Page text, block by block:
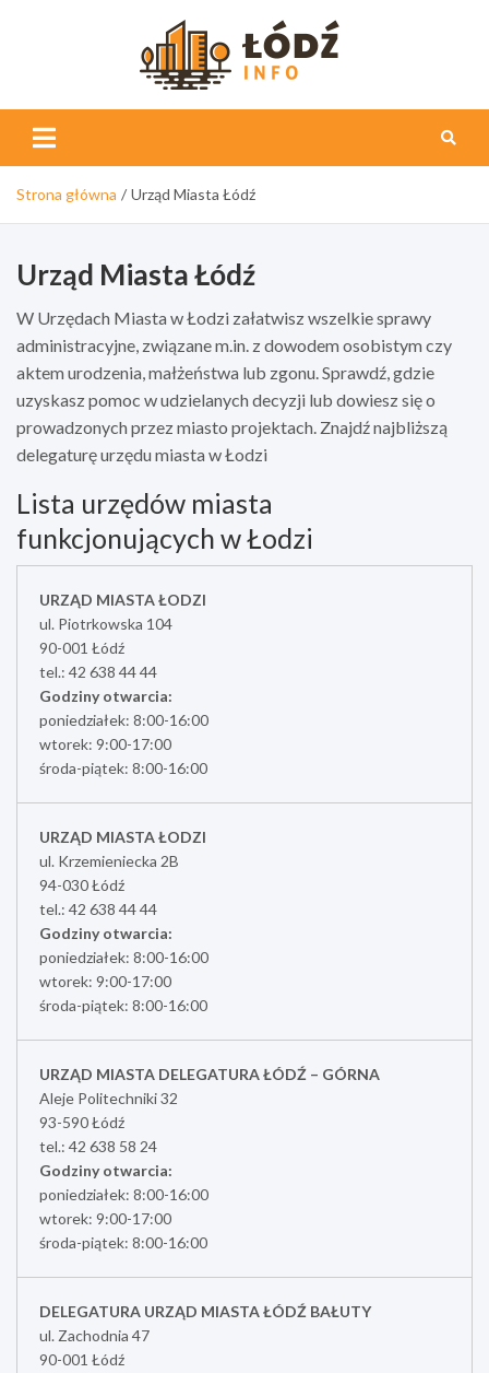
Info
Strona główna Urząd Miasta Łódź
Urząd Miasta Łódź
W Urzędach Miasta w Łodzi załatwisz wszelkie sprawy
administracyjne, związane m.in. z dowodem osobistym czy
aktem urodzenia, małżeństwa lub zgonu. Sprawdź, gdzie
uzyskasz pomoc w udzielanych decyzji lub dowiesz się o
prowadzonych przez miasto projektach. Znajdź najbliższą
delegaturę urzędu miasta w Łodzi
Lista urzędów miasta
funkcjonujących w Łodzi
URZĄD MIASTA ŁODZI
ul. Piotrkowska 104
90-001 Łódź
tel.: 42 638 44 44
Godziny otwarcia:
poniedziałek: 8:00-16:00
wtorek: 9:00-17:00
środa-piątek: 8:00-16:00
URZĄD MIASTA ŁODZI
ul. Krzemieniecka 2B
94-030 Łódź
tel.: 42 638 44 44
Godziny otwarcia:
poniedziałek: 8:00-16:00
wtorek: 9:00-17:00
środa-piątek: 8:00-16:00
URZĄD MIASTA DELEGATURA ŁÓDŹ – GÓRNA
Aleje Politechniki 32
93-590 Łódź
tel.: 42 638 58 24
Godziny otwarcia:
poniedziałek: 8:00-16:00
wtorek: 9:00-17:00
środa-piątek: 8:00-16:00
DELEGATURA URZĄD MIASTA ŁÓDŹ BAŁUTY
ul. Zachodnia 47
90-001 Łódź